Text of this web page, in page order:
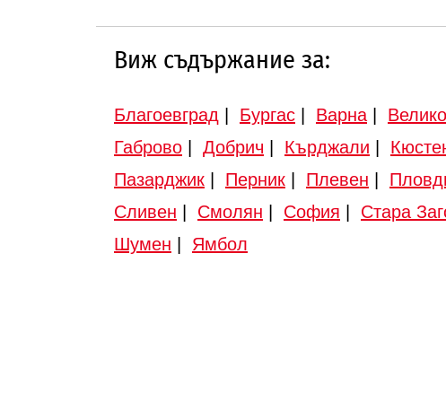
Виж съдържание за:
Благоевград Бургас Варна
Габрово
Добрич Кърджали
Пазарджик
Перник Плевен
Сливен
Смолян София Стара
Шумен
Ямбол